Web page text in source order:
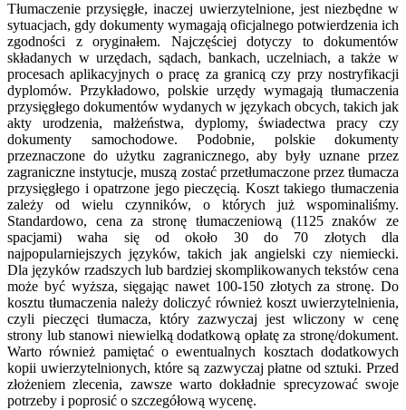
Tłumaczenie przysięgłe, inaczej uwierzytelnione, jest niezbędne w
sytuacjach, gdy dokumenty wymagają oficjalnego potwierdzenia ich
zgodności z oryginałem. Najczęściej dotyczy to dokumentów
składanych w urzędach, sądach, bankach, uczelniach, a także w
procesach aplikacyjnych o pracę za granicą czy przy nostryfikacji
dyplomów. Przykładowo, polskie urzędy wymagają tłumaczenia
przysięgłego dokumentów wydanych w językach obcych, takich jak
akty urodzenia, małżeństwa, dyplomy, świadectwa pracy czy
dokumenty samochodowe. Podobnie, polskie dokumenty
przeznaczone do użytku zagranicznego, aby były uznane przez
zagraniczne instytucje, muszą zostać przetłumaczone przez tłumacza
przysięgłego i opatrzone jego pieczęcią. Koszt takiego tłumaczenia
zależy od wielu czynników, o których już wspominaliśmy.
Standardowo, cena za stronę tłumaczeniową (1125 znaków ze
spacjami) waha się od około 30 do 70 złotych dla
najpopularniejszych języków, takich jak angielski czy niemiecki.
Dla języków rzadszych lub bardziej skomplikowanych tekstów cena
może być wyższa, sięgając nawet 100-150 złotych za stronę. Do
kosztu tłumaczenia należy doliczyć również koszt uwierzytelnienia,
czyli pieczęci tłumacza, który zazwyczaj jest wliczony w cenę
strony lub stanowi niewielką dodatkową opłatę za stronę/dokument.
Warto również pamiętać o ewentualnych kosztach dodatkowych
kopii uwierzytelnionych, które są zazwyczaj płatne od sztuki. Przed
złożeniem zlecenia, zawsze warto dokładnie sprecyzować swoje
potrzeby i poprosić o szczegółową wycenę.